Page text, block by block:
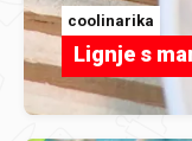
coolinarika
Lignje s